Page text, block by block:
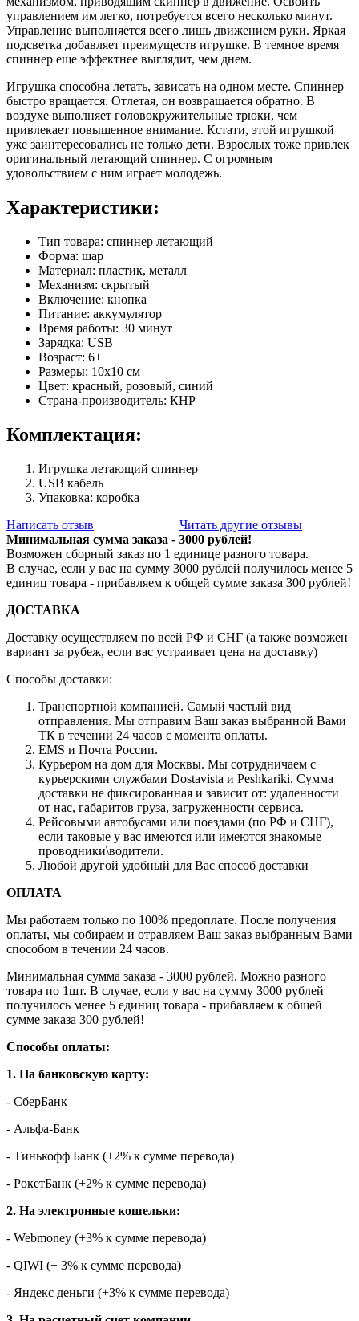
управлением им легко, потребуется всего несколько минут.
Управление выполняется всего лишь движением руки. Яркая
подсветка добавляет преимуществ игрушке. В темное время
спиннер еще эффектнее выглядит, чем днем.
Игрушка способна летать, зависать на одном месте. Спиннер
быстро вращается. Отлетая, он возвращается обратно. В
воздухе выполняет головокружительные трюки, чем
привлекает повышенное внимание. Кстати, этой игрушкой
уже заинтересовались не только дети. Взрослых тоже привлек
оригинальный летающий спиннер. С огромным
удовольствием с ним играет молодежь.
Характеристики:
Тип товара: спиннер летающий
Форма: шар
Материал: пластик, металл
Механизм: скрытый
Включение: кнопка
Питание: аккумулятор
Время работы: 30 минут
Зарядка: USB
Возраст: 6+
Размеры: 10х10 см
Цвет: красный, розовый, синий
Страна-производитель: КНР
Комплектация:
Игрушка летающий спиннер
USB кабель
Упаковка: коробка
Написать отзыв
Читать другие отзывы
Минимальная сумма заказа - 3000 рублей!
Возможен сборный заказ по 1 единице разного товара.
В случае, если у вас на сумму 3000 рублей получилось менее 5
единиц товара - прибавляем к общей сумме заказа 300 рублей!
ДОСТАВКА
Доставку осуществляем по всей РФ и СНГ (а также возможен
вариант за рубеж, если вас устраивает цена на доставку)
Способы доставки:
Транспортной компанией. Самый частый вид
отправления. Мы отправим Ваш заказ выбранной Вами
ТК в течении 24 часов с момента оплаты.
EMS и Почта России.
Курьером на дом для Москвы. Мы сотрудничаем с
курьерскими службами Dostavista и Peshkariki. Сумма
доставки не фиксированная и зависит от: удаленности
от нас, габаритов груза, загруженности сервиса.
Рейсовыми автобусами или поездами (по РФ и СНГ),
если таковые у вас имеются или имеются знакомые
проводники\водители.
Любой другой удобный для Вас способ доставки
ОПЛАТА
Мы работаем только по 100% предоплате. После получения
оплаты, мы собираем и отравляем Ваш заказ выбранным Вами
способом в течении 24 часов.
Минимальная сумма заказа - 3000 рублей. Можно разного
товара по 1шт. В случае, если у вас на сумму 3000 рублей
получилось менее 5 единиц товара - прибавляем к общей
сумме заказа 300 рублей!
Способы оплаты:
1. На банковскую карту:
- СберБанк
- Альфа-Банк
- Тинькофф Банк (+2% к сумме перевода)
- РокетБанк (+2% к сумме перевода)
2. На электронные кошельки:
- Webmoney (+3% к сумме перевода)
- QIWI (+ 3% к сумме перевода)
- Яндекс деньги (+3% к сумме перевода)